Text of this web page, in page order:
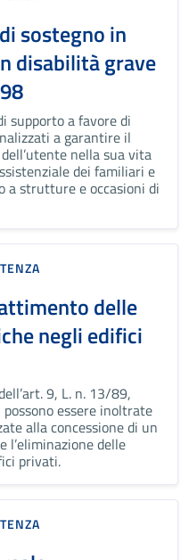
sostegno in
disabilità grave
supporto a favore di
a garantire il
nella sua vita
dei familiari e
a strutture e occasioni di
delle
negli edifici
9, L. n. 13/89,
essere inoltrate
alla concessione di un
l’eliminazione delle
privati.